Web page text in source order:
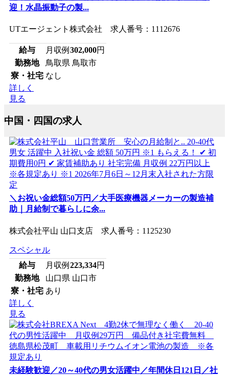
迎！水晶振動子の製...
UTエージェント株式会社 求人番号：1112676
給与 月収例 302,000円
勤務地
鳥取県 鳥取市
寮・社宅 なし
詳しく
見る
中国・四国の求人
＼お祝い金総額50万円／大手医療機器メーカーの製造補
助｜月給制で暮らしに余...
株式会社平山 山口支店 求人番号：1125230
スペシャル
給与
月収例 223,334円
勤務地
山口県 山口市
寮・社宅 あり
詳しく
見る
未経験歓迎／20～40代の男女活躍中／年間休日121日／社